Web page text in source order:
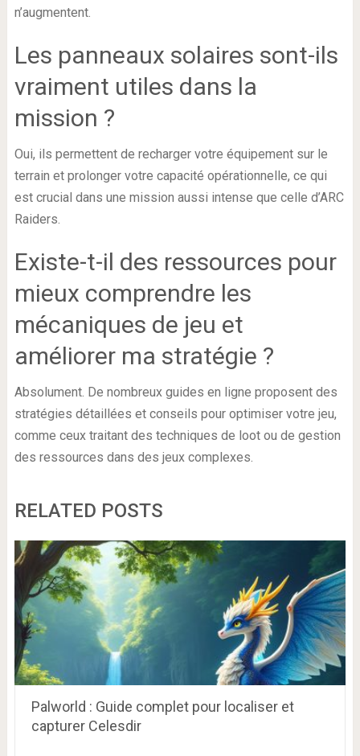
n’augmentent.
Les panneaux solaires sont-ils
vraiment utiles dans la
mission ?
Oui, ils permettent de recharger votre équipement sur le
terrain et prolonger votre capacité opérationnelle, ce qui
est crucial dans une mission aussi intense que celle d’ARC
Raiders.
Existe-t-il des ressources pour
mieux comprendre les
mécaniques de jeu et
améliorer ma stratégie ?
Absolument. De nombreux guides en ligne proposent des
stratégies détaillées et conseils pour optimiser votre jeu,
comme ceux traitant des techniques de loot ou de gestion
des ressources dans des jeux complexes.
RELATED POSTS
Palworld : Guide complet pour localiser et
capturer Celesdir